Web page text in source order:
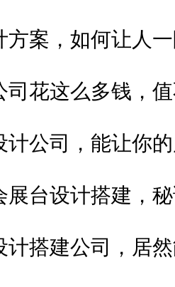
方案，如何让人
司花这么多钱，
计公司，能让你
展台设计搭建，
计搭建公司，居